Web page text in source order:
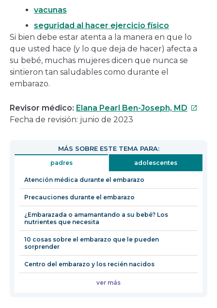
vacunas
seguridad al hacer ejercicio físico
Si bien debe estar atenta a la manera en que lo
que usted hace (y lo que deja de hacer) afecta a
su bebé, muchas mujeres dicen que nunca se
sintieron tan saludables como durante el
embarazo.
Revisor médico: Elana Pearl Ben-Joseph, MD Este
en
Fecha de revisión: junio de 2023
MÁS SOBRE ESTE TEMA PARA:
padres adolescentes
Atención médica durante el embarazo
Precauciones durante el embarazo
¿Embarazada o amamantando a su bebé? Los
nutrientes que necesita
10 cosas sobre el embarazo que le pueden
sorprender
Centro del embarazo y los recién nacidos
ver más